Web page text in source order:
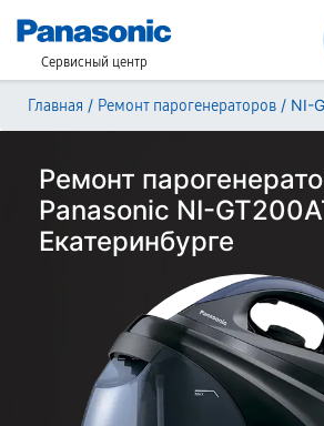
Сервисный центр
Главная / Ремонт парогенераторов / NI-
Ремонт
Panasonic NI-
Екатеринбурге